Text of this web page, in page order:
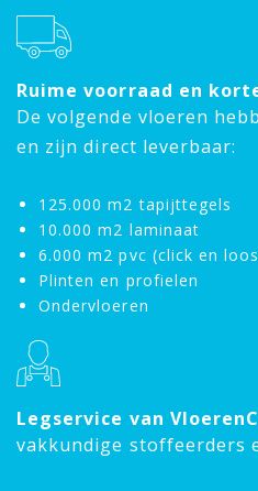
Ruime voorraad en
De volgende vloeren
en zijn direct leverbaar:
125.000 m2 tapijttegels
10.000 m2 laminaat
6.000 m2 pvc (click en
Plinten en profielen
Ondervloeren
Legservice van
vakkundige stoffeerders